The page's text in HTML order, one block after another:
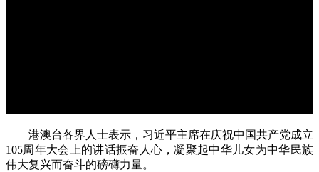
港澳台各界人士表示，习近平主席在庆祝中国共产党成立
105周年大会上的讲话振奋人心，凝聚起中华儿女为中华民族
伟大复兴而奋斗的磅礴力量。